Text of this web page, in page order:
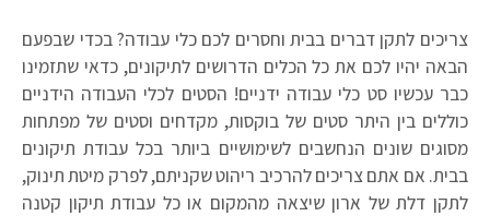
צריכים לתקן דברים בבית וחסרים לכם כלי עבודה? בכדי שבפעם
הבאה יהיו לכם את כל הכלים הדרושים לתיקונים, כדאי שתזמינו
כבר עכשיו סט כלי עבודה ידניים! הסטים לכלי העבודה הידניים
כוללים בין היתר סטים של בוקסות, מקדחים וסטים של מפתחות
מסוגים שונים הנחשבים לשימושיים ביותר בכל עבודת תיקונים
בבית. אם אתם צריכים להרכיב ריהוט שקניתם, לפרק מיטת תינוק,
לתקן דלת של ארון שיצאה מהמקום או כל עבודת תיקון קטנה